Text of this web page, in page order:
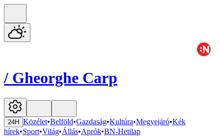
/ Gheorghe Carp
24H Közélet•Belföld•Gazdaság•Kultúra•Megyejáró•Kék
hírek•Sport•Világ•Állás•Aprók•BN-Hetilap